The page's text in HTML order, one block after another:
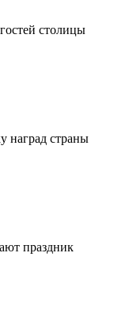
столицы
наград страны
праздник